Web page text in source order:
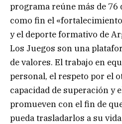
programa reúne más de
como fin el
y el deporte formativo de
Los Juegos son una
de valores. El trabajo en
personal, el respeto por el
capacidad de superación y
promueven con el fin de
pueda trasladarlos a su